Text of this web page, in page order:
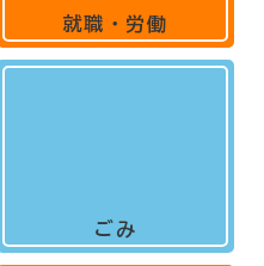
就職・労働
ごみ